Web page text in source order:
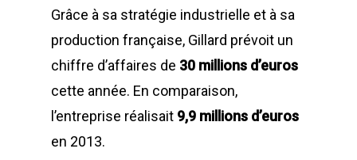
Grâce à sa stratégie industrielle et à sa
production française, Gillard prévoit un
chiffre d’affaires de 30 millions d’euros
cette année. En comparaison,
l’entreprise réalisait 9,9 millions d’euros
en 2013.